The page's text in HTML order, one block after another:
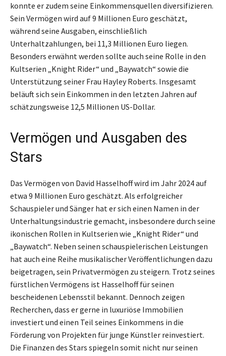
konnte er zudem seine Einkommensquellen diversifizieren.
Sein Vermögen wird auf 9 Millionen Euro geschätzt,
während seine Ausgaben, einschließlich
Unterhaltzahlungen, bei 11,3 Millionen Euro liegen.
Besonders erwähnt werden sollte auch seine Rolle in den
Kultserien „Knight Rider“ und „Baywatch“ sowie die
Unterstützung seiner Frau Hayley Roberts. Insgesamt
beläuft sich sein Einkommen in den letzten Jahren auf
schätzungsweise 12,5 Millionen US-Dollar.
Vermögen und Ausgaben des
Stars
Das Vermögen von David Hasselhoff wird im Jahr 2024 auf
etwa 9 Millionen Euro geschätzt. Als erfolgreicher
Schauspieler und Sänger hat er sich einen Namen in der
Unterhaltungsindustrie gemacht, insbesondere durch seine
ikonischen Rollen in Kultserien wie „Knight Rider“ und
„Baywatch“. Neben seinen schauspielerischen Leistungen
hat auch eine Reihe musikalischer Veröffentlichungen dazu
beigetragen, sein Privatvermögen zu steigern. Trotz seines
fürstlichen Vermögens ist Hasselhoff für seinen
bescheidenen Lebensstil bekannt. Dennoch zeigen
Recherchen, dass er gerne in luxuriöse Immobilien
investiert und einen Teil seines Einkommens in die
Förderung von Projekten für junge Künstler reinvestiert.
Die Finanzen des Stars spiegeln somit nicht nur seinen